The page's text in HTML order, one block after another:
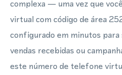
complexa — uma vez que
virtual com código de área
configurado em minutos
vendas recebidas ou
este número de telefone